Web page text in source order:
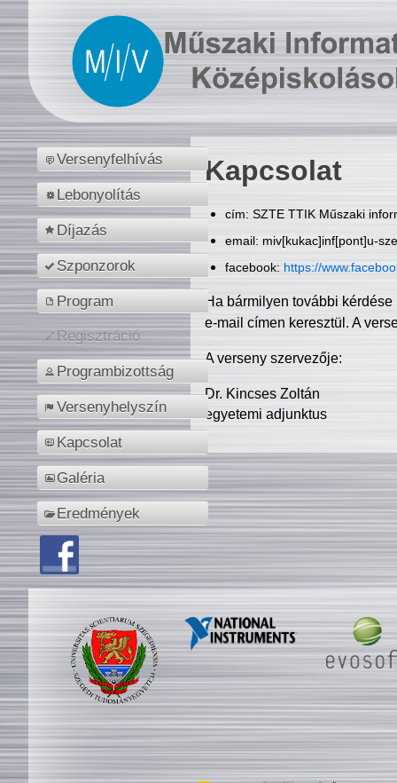
Versenyfelhívás
Lebonyolítás
Díjazás
Szponzorok
Program
Regisztráció
Programbizottság
Versenyhelyszín
Kapcsolat
Galéria
Eredmények
Kapcsolat
cím: SZTE TTIK Műszaki
email: miv[kukac]inf[pont]u-
facebook: https://
Ha bármilyen további
e-mail címen keresztül. A
A verseny szervezője:
Dr. Kincses Zoltán
egyetemi adjunktus